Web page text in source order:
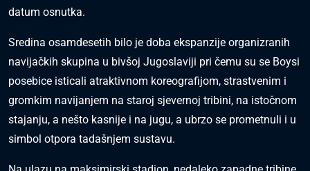
datum osnutka.
Sredina osamdesetih bilo je doba ekspanzije organizranih
navijačkih skupina u bivšoj Jugoslaviji pri čemu su se Boysi
posebice isticali atraktivnom koreografijom, strastvenim i
gromkim navijanjem na staroj sjevernoj tribini, na istočnom
stajanju, a nešto kasnije i na jugu, a ubrzo se prometnuli i u
simbol otpora tadašnjem sustavu.